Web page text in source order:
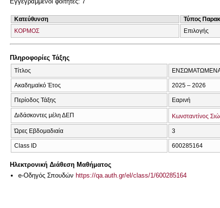
Κατεύθυνση
Τύπος
ΚΟΡΜΟΣ
Επιλογής
Πληροφορίες Τάξης
Τίτλος
Ακαδημαϊκό Έτος 2025 – 2026
Περίοδος Τάξης Εαρινή
Διδάσκοντες μέλη ΔΕΠ Κωνσταντίνος
Ώρες Εβδομαδιαία 3
Class ID 600285164
Ηλεκτρονική Διάθεση Μαθήματος
e-Οδηγός Σπουδών https://qa.auth.gr/el/class/1/600285164